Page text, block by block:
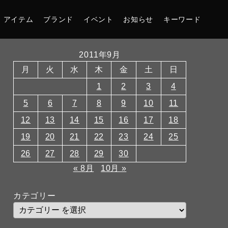
アイテム ブランド イベント お知らせ キーワード
2011年9月
月
火 水 木 金 土
日
1
2 3
4
5
6 7 8 9 10
11
12
13 14 15 16 17
18
19
20 21 22 23 24
25
26
27 28 29
30
« 8月
10月 »
カテゴリー